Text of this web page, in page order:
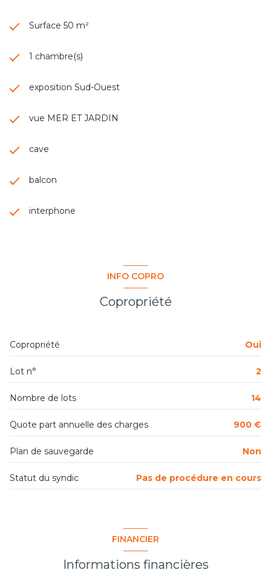
Surface 50 m²
1 chambre(s)
exposition Sud-Ouest
vue MER ET JARDIN
cave
balcon
interphone
INFO COPRO
Copropriété
Copropriété Oui
Lot n° 2
Nombre de lots 14
Quote part annuelle des charges 900 €
Plan de sauvegarde Non
Statut du syndic Pas de procédure en cours
FINANCIER
Informations financières